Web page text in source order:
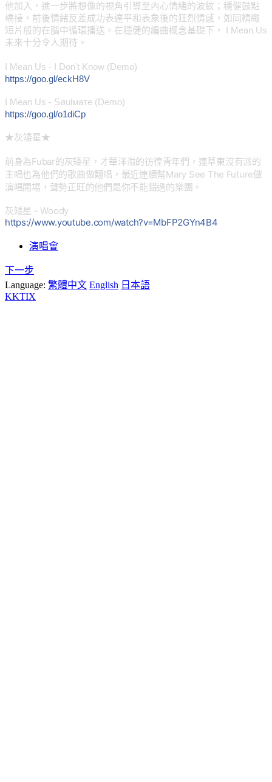
他加入，進一步將想像的視角引導至內心情緒的波紋； 穩健鼓點
橋接，前後情緒反差成功表達平和表象後的狂烈情感，如同精緻
短片般的在腦中循環播送。在穩健的編曲概念基礎下， I Mean Us
未來十分令人期待。
I Mean Us - I Don't Know (Demo)
https://goo.gl/eckH8V
I Mean Us - Søulмaтe (Demo)
https://goo.gl/o1diCp
★灰矮星★
前身為Fubar的灰矮星，才華洋溢的彷徨青年們，連草東沒有派的
主唱也為他們的歌曲做翻唱，最近連續幫Mary See The Future做
演唱開場，聲勢正旺的他們是你不能錯過的樂團。
灰矮星 - Woody
https://www.youtube.com/watch?v=MbFP2GYn4B4
演唱會
下一步
Language: 繁體中文 English 日本語
KKTIX